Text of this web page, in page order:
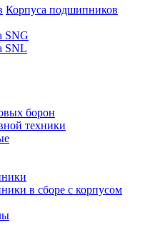
Корпуса подшипников
SNG
SNL
борон
техники
в сборе с корпусом